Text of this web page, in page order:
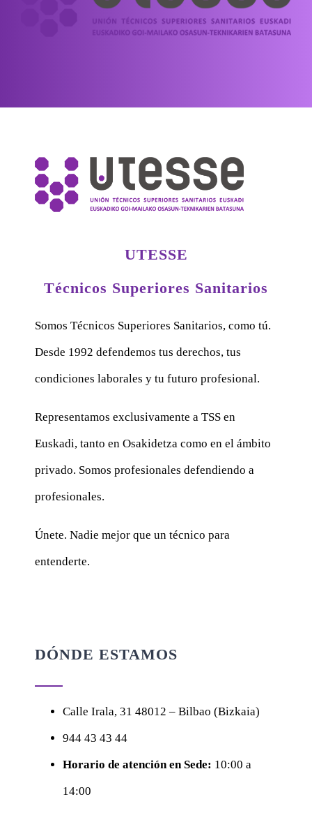
UTESSE
Técnicos Superiores Sanitarios
Somos Técnicos Superiores Sanitarios, como tú.
Desde 1992 defendemos tus derechos, tus
condiciones laborales y tu futuro profesional.
Representamos exclusivamente a TSS en
Euskadi, tanto en Osakidetza como en el ámbito
privado. Somos profesionales defendiendo a
profesionales.
Únete. Nadie mejor que un técnico para
entenderte.
DÓNDE ESTAMOS
Calle Irala, 31 48012 – Bilbao (Bizkaia)
944 43 43 44
Horario de atención en Sede: 10:00 a
14:00